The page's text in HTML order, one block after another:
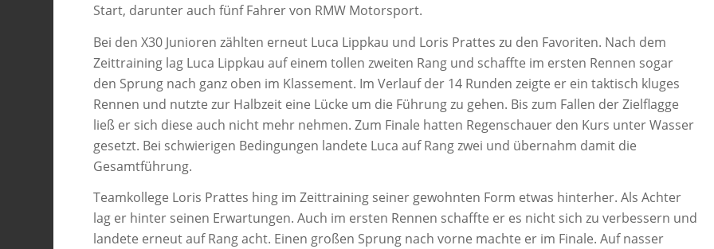
Start, darunter auch fünf Fahrer von RMW Motorsport.
Bei den X30 Junioren zählten erneut Luca Lippkau und Loris Prattes zu den Favoriten. Nach dem
Zeittraining lag Luca Lippkau auf einem tollen zweiten Rang und schaffte im ersten Rennen sogar
den Sprung nach ganz oben im Klassement. Im Verlauf der 14 Runden zeigte er ein taktisch kluges
Rennen und nutzte zur Halbzeit eine Lücke um die Führung zu gehen. Bis zum Fallen der Zielflagge
ließ er sich diese auch nicht mehr nehmen. Zum Finale hatten Regenschauer den Kurs unter Wasser
gesetzt. Bei schwierigen Bedingungen landete Luca auf Rang zwei und übernahm damit die
Gesamtführung.
Teamkollege Loris Prattes hing im Zeittraining seiner gewohnten Form etwas hinterher. Als Achter
lag er hinter seinen Erwartungen. Auch im ersten Rennen schaffte er es nicht sich zu verbessern und
landete erneut auf Rang acht. Einen großen Sprung nach vorne machte er im Finale. Auf nasser